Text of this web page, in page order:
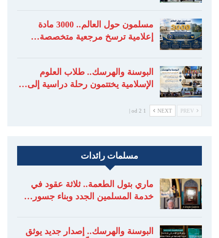
مسلمون حول العالم.. 3000 مادة
إعلامية ترسخ مرجعية متخصصة…
البوسنة والهرسك.. طلاب العلوم
الإسلامية يختتمون رحلة دراسية إلى…
NEXT
1 od 2 |
مسلمات رائدات
ماري بتول الطعمة.. ثلاثة عقود في
خدمة المسلمين الجدد وبناء جسور…
البوسنة والهرسك.. إصدار جديد يوثق